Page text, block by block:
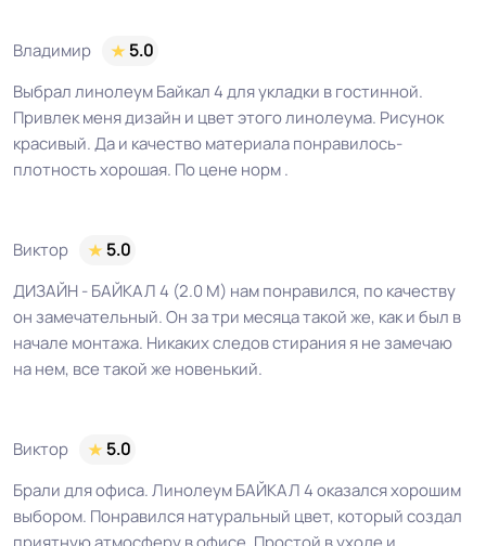
Владимир
5.0
Выбрал линолеум Байкал 4 для укладки в гостинной.
Привлек меня дизайн и цвет этого линолеума. Рисунок
красивый. Да и качество материала понравилось-
плотность хорошая. По цене норм .
Виктор
5.0
ДИЗАЙН - БАЙКАЛ 4 (2.0 М) нам понравился, по качеству
он замечательный. Он за три месяца такой же, как и был в
начале монтажа. Никаких следов стирания я не замечаю
на нем, все такой же новенький.
Виктор
5.0
Брали для офиса. Линолеум БАЙКАЛ 4 оказался хорошим
выбором. Понравился натуральный цвет, который создал